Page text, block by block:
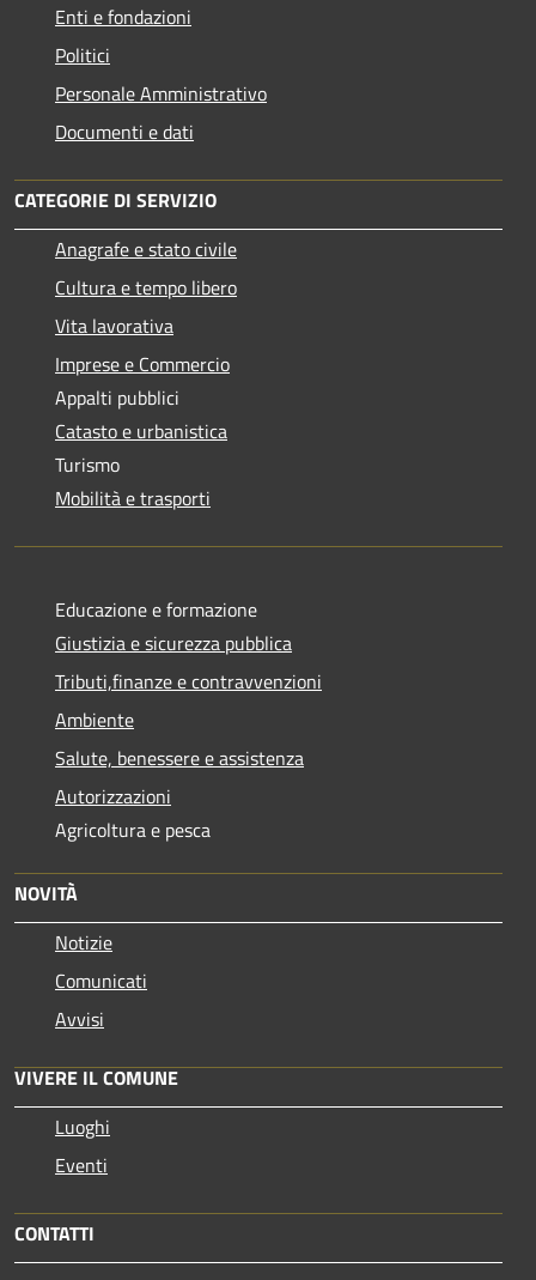
Enti e fondazioni
Politici
Personale Amministrativo
Documenti e dati
CATEGORIE DI SERVIZIO
Anagrafe e stato civile
Cultura e tempo libero
Vita lavorativa
Imprese e Commercio
Appalti pubblici
Catasto e urbanistica
Turismo
Mobilità e trasporti
Educazione e formazione
Giustizia e sicurezza pubblica
Tributi,finanze e contravvenzioni
Ambiente
Salute, benessere e assistenza
Autorizzazioni
Agricoltura e pesca
NOVITÀ
Notizie
Comunicati
Avvisi
VIVERE IL COMUNE
Luoghi
Eventi
CONTATTI